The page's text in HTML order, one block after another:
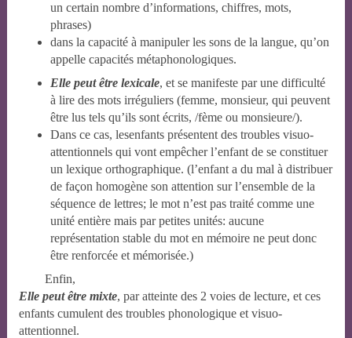
un certain nombre d’informations, chiffres, mots,
phrases)
dans la capacité à manipuler les sons de la langue, qu’on
appelle capacités métaphonologiques.
Elle peut être lexicale, et se manifeste par une difficulté
à lire des mots irréguliers (femme, monsieur, qui peuvent
être lus tels qu’ils sont écrits, /fème ou monsieure/).
Dans ce cas, lesenfants présentent des troubles visuo-
attentionnels qui vont empêcher l’enfant de se constituer
un lexique orthographique. (l’enfant a du mal à distribuer
de façon homogène son attention sur l’ensemble de la
séquence de lettres; le mot n’est pas traité comme une
unité entière mais par petites unités: aucune
représentation stable du mot en mémoire ne peut donc
être renforcée et mémorisée.)
Enfin,
Elle peut être mixte, par atteinte des 2 voies de lecture, et ces
enfants cumulent des troubles phonologique et visuo-
attentionnel.